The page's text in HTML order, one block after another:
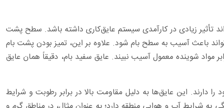
‏تأثیر زیادی در کارآمدی سیستم عایق‌کاری داشته باشد. سطح پشت
باعث آسیب به سطح بام شود. علاوه بر این، تمیز بودن پشت بام
مواد ‏شوینده معمول آسیب نبیند. عایق سفید بام، دقیقاً همان عایق
دارند. این ‏عایق‌ها به دلیل مقاومت بالا در برابر رطوبت و شرایط